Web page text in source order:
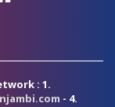
: 1.
- 4.